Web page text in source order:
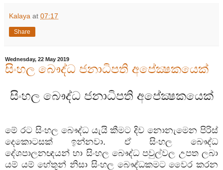
Kalaya at 07:17
Share
Wednesday, 22 May 2019
සිංහල බෞද්ධ ජනාධිපති අපේක්‍ෂකයෙක්
සිංහල බෞද්ධ ජනාධිපති අපේක්‍ෂකයෙක්
මේ රට සිංහල බෞද්ධ යැයි කීමට දිව නොනැමෙන පිරිස්
දෙකොටසක් ඉන්නවා. ඒ සිංහල බෞද්ධ
දේශපාලනඥයන් හා සිංහල බෞද්ධ පවුල්වල උපත ලබා
යම් යම් හේතූන් නිසා සිංහල බෞද්ධකමට වෛර කරන